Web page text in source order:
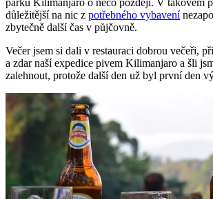
důležitější na nic z potřebného vybavení
zbytečně další čas v půjčovně.
Večer jsem si dali v restauraci dobrou večeři,
a zdar naší expedice pivem Kilimanjaro a šli
zalehnout, protože další den už byl první den